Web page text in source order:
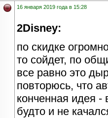
16 января 2019 года в 15:28
2Disney:
по скидке
то сойдет, по
все равно это
повторюсь, что
конченная идея -
будто и не